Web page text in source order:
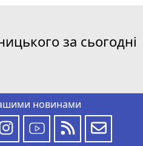
за сьогодні
новинами